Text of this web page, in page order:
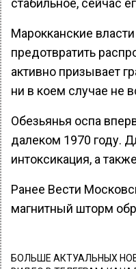
стабильное, сейчас
Марокканские
предотвратить
активно призывает
ни в коем случае не
Обезьянья оспа
далеком 1970 году.
интоксикация, а
Ранее Вести
магнитный шторм
БОЛЬШЕ АКТУАЛЬНЫХ